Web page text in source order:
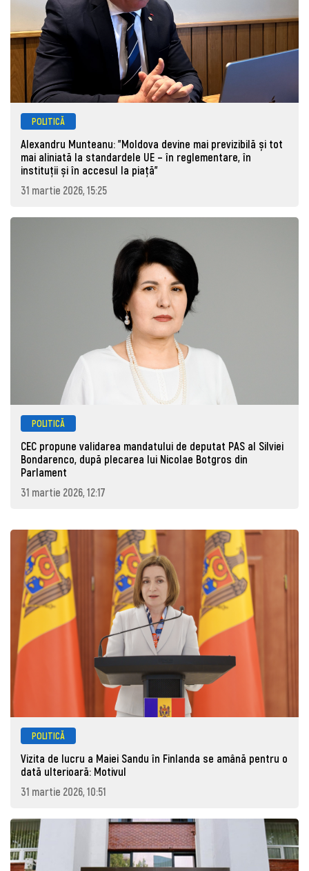
POLITICĂ
Alexandru Munteanu: "Moldova devine mai previzibilă și tot
mai aliniată la standardele UE – în reglementare, în
instituții și în accesul la piață"
31 martie 2026, 15:25
POLITICĂ
CEC propune validarea mandatului de deputat PAS al Silviei
Bondarenco, după plecarea lui Nicolae Botgros din
Parlament
31 martie 2026, 12:17
POLITICĂ
Vizita de lucru a Maiei Sandu în Finlanda se amână pentru o
dată ulterioară: Motivul
31 martie 2026, 10:51